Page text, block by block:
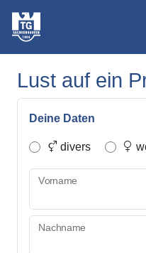
Lust auf ein
Deine Daten
divers
Vorname
Nachname